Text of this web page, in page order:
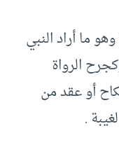
ما أراد النبي
الرواة
أو عقد من
.